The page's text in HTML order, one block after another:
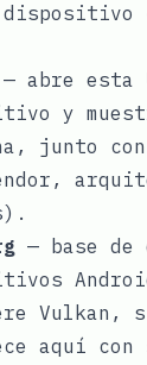
— abre esta
y
junto
— base de
Android.
Vulkan,
aquí con